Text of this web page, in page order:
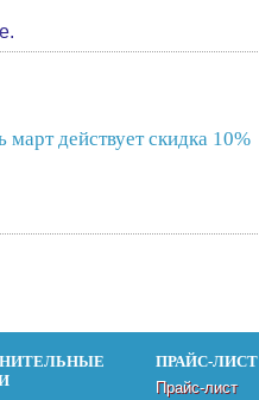
действует скидка 10%
ПРАЙС-ЛИСТ
Прайс-лист